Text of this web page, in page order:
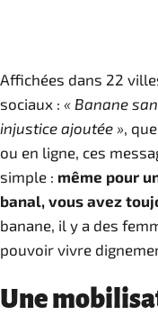
Affichées dans 22
sociaux : « Banane
injustice ajoutée »,
ou en ligne, ces
simple : même pour
banal, vous avez
banane, il y a des
pouvoir vivre
Une